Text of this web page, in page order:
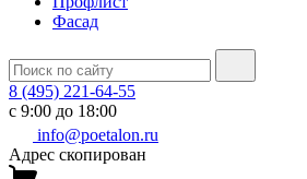
Фасад
8 (495) 221-64-55
с 9:00 до 18:00
info@poetalon.ru
Адрес скопирован